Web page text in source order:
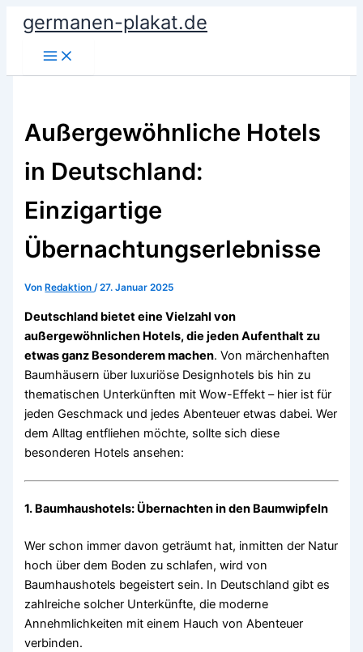
Zum
Inhalt
springen
germanen-plakat.de
Außergewöhnliche Hotels
in Deutschland:
Einzigartige
Übernachtungserlebnisse
Von Redaktion/27. Januar 2025
Deutschland bietet eine Vielzahl von
außergewöhnlichen Hotels, die jeden Aufenthalt zu
etwas ganz Besonderem machen. Von märchenhaften
Baumhäusern über luxuriöse Designhotels bis hin zu
thematischen Unterkünften mit Wow-Effekt – hier ist für
jeden Geschmack und jedes Abenteuer etwas dabei. Wer
dem Alltag entfliehen möchte, sollte sich diese
besonderen Hotels ansehen:
1. Baumhaushotels: Übernachten in den Baumwipfeln
Wer schon immer davon geträumt hat, inmitten der Natur
hoch über dem Boden zu schlafen, wird von
Baumhaushotels begeistert sein. In Deutschland gibt es
zahlreiche solcher Unterkünfte, die moderne
Annehmlichkeiten mit einem Hauch von Abenteuer
verbinden.